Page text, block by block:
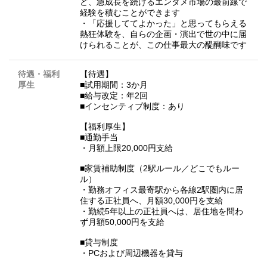
経験を積むことができます
・「応援しててよかった」と思ってもらえる
熱狂体験を、自らの企画・演出で世の中に届
けられることが、この仕事最大の醍醐味です
待遇・福利
厚生
【待遇】
■試用期間：3か月
■給与改定：年2回
■インセンティブ制度：あり
【福利厚生】
■通勤手当
・月額上限20,000円支給
■家賃補助制度（2駅ルール／どこでもルー
ル）
・勤務オフィス最寄駅から各線2駅圏内に居
住する正社員へ、月額30,000円を支給
・勤続5年以上の正社員へは、居住地を問わ
ず月額50,000円を支給
■貸与制度
・PCおよび周辺機器を貸与